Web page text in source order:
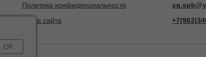
ОК
Политика конфиденциальности
Карта сайта